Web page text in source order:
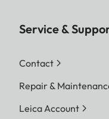
Service &
Contact
Repair &
Leica Account